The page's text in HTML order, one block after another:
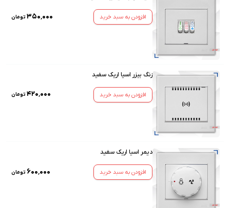
افزودن به سبد خرید ۳۵۰٬۰۰۰ تومان
زنگ بیزر اسیا اریک سفید
افزودن به سبد خرید ۴۲۰٬۰۰۰ تومان
دیمر اسیا اریک سفید
افزودن به سبد خرید ۶۰۰٬۰۰۰ تومان